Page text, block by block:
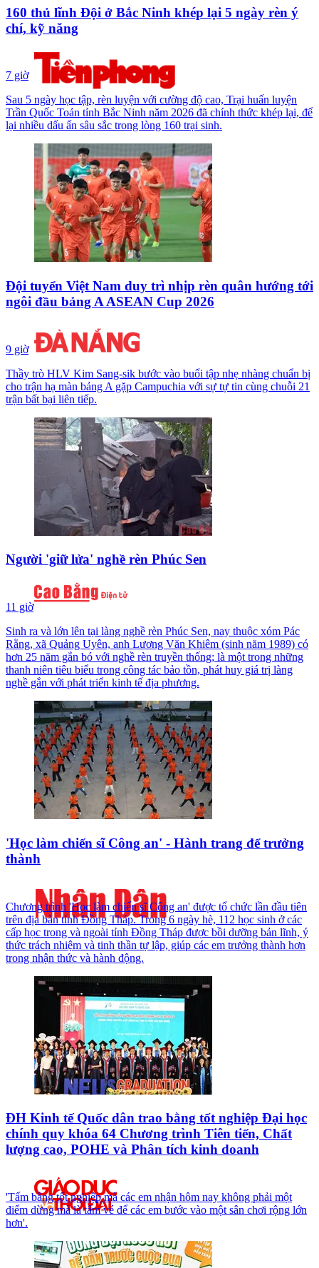
160 thủ lĩnh Đội ở Bắc Ninh khép lại 5 ngày rèn ý
chí, kỹ năng
7 giờ
Sau 5 ngày học tập, rèn luyện với cường độ cao, Trại huấn luyện
Trần Quốc Toản tỉnh Bắc Ninh năm 2026 đã chính thức khép lại, để
lại nhiều dấu ấn sâu sắc trong lòng 160 trại sinh.
Đội tuyển Việt Nam duy trì nhịp rèn quân hướng tới
ngôi đầu bảng A ASEAN Cup 2026
9 giờ
Thầy trò HLV Kim Sang-sik bước vào buổi tập nhẹ nhàng chuẩn bị
cho trận hạ màn bảng A gặp Campuchia với sự tự tin cùng chuỗi 21
trận bất bại liên tiếp.
Người 'giữ lửa' nghề rèn Phúc Sen
11 giờ
Sinh ra và lớn lên tại làng nghề rèn Phúc Sen, nay thuộc xóm Pác
Rằng, xã Quảng Uyên, anh Lương Văn Khiêm (sinh năm 1989) có
hơn 25 năm gắn bó với nghề rèn truyền thống; là một trong những
thanh niên tiêu biểu trong công tác bảo tồn, phát huy giá trị làng
nghề gắn với phát triển kinh tế địa phương.
'Học làm chiến sĩ Công an' - Hành trang để trưởng
thành
Chương trình 'Học làm chiến sĩ Công an' được tổ chức lần đầu tiên
trên địa bàn tỉnh Đồng Tháp. Trong 6 ngày hè, 112 học sinh ở các
cấp học trong và ngoài tỉnh Đồng Tháp được bồi dưỡng bản lĩnh, ý
thức trách nhiệm và tinh thần tự lập, giúp các em trưởng thành hơn
trong nhận thức và hành động.
ĐH Kinh tế Quốc dân trao bằng tốt nghiệp Đại học
chính quy khóa 64 Chương trình Tiên tiến, Chất
lượng cao, POHE và Phân tích kinh doanh
'Tấm bằng tốt nghiệp mà các em nhận hôm nay không phải một
điểm dừng mà là tấm vé để các em bước vào một sân chơi rộng lớn
hơn'.